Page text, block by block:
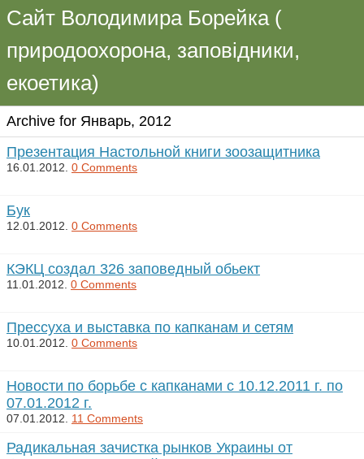
Сайт Володимира Борейка (
природоохорона, заповідники,
екоетика)
Archive for Январь, 2012
Презентация Настольной книги зоозащитникa
16.01.2012. 0 Comments
Бук
12.01.2012. 0 Comments
КЭКЦ создал 326 заповедный обьект
11.01.2012. 0 Comments
Прессуха и выставка по капканам и сетям
10.01.2012. 0 Comments
Новости по борьбе с капканами с 10.12.2011 г. по
07.01.2012 г.
07.01.2012. 11 Comments
Радикальная зачистка рынков Украины от